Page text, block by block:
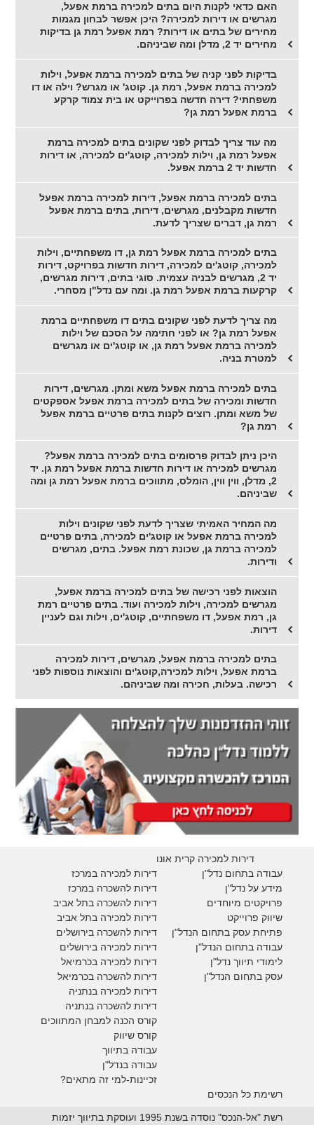
האם כדאי לקנות היום בתים למכירה ברמת אפעל,
מגרשים או דירות למכירה? היכן אפשר לבחון מגמות
מחירים של בתים או דירות? רמת אפעל רמת גן בדיקות
מחירים יד 2, מדלן ומה שביניהם.
בדיקות לפני קניה של בתים למכירה ברמת אפעל, וילות
למכירה ברמת אפעל, רמת גן. קוטג' או מגרש? וילה או דו
משפחתי? דירה חדשה בפרוייקט או בית צמוד קרקע
ברמת אפעל רמת גן?
מה עוד צריך לבדוק לפני שקונים בתים למכירה ברמת
אפעל רמת גן, וילות למכירה, קוטג'ים למכירה, או דירות
חדשות יד 2 ברמת אפעל.
בתים למכירה ברמת אפעל, דירות למכירה ברמת אפעל
חדשות מקבלנים, מגרשים, דירות, בתים ברמת אפעל
רמת גן, דברים שצריך לדעת.
בתים למכירה ברמת אפעל רמת גן, דו משפחתיים, וילות
למכירה, קוטג'ים למכירה, דירות חדשות בפרויקט, דירות
יד 2, מגרשים לבניה עצמית. סוגי בתים, דירות מגרשים,
קרקעות ברמת אפעל רמת גן. ומה עם נדל"ן מסחרי.
מה צריך לדעת לפני שקונים בתים דו משפחתיים ברמת
אפעל רמת גן? או לפני חתימה על הסכם של וילות
למכירה ברמת אפעל רמת גן, או קוטג'ים או מגרשים
למטרת בניה.
בתים למכירה ברמת אפעל משא ומתן. מגרשים, דירות
חדשות ומכירה של בתים למכירה ברמת אפעל אספקטים
של משא ומתן. רוצים לקנות בתים פרטיים ברמת אפעל
רמת גן?
היכן ניתן לבדוק פרסומים בתים למכירה ברמת אפעל?
מגרשים למכירה או דירות חדשות ברמת אפעל רמת גן. יד
2, מדלן, ווין ווין, הומלס, מתווכים ברמת אפעל רמת גן ומה
שביניהם.
מה המחיר האמיתי שצריך לדעת לפני שקונים וילות
למכירה ברמת אפעל או קוטג'ים למכירה, בתים פרטיים
למכירה ברמת גן, שכונת רמת אפעל. בתים, מגרשים
ודירות.
הוצאות לפני רכישה של בתים למכירה ברמת אפעל,
מגרשים למכירה, וילות למכירה ועוד. בתים פרטיים רמת
גן, רמת אפעל, דו משפחתיים, קוטג'ים, וילות וגם לעניין
דירות.
בתים למכירה ברמת אפעל, מגרשים, דירות למכירה
ברמת אפעל, וילות למכירה,קוטג'ים והוצאות נוספות לפני
רכישה. בעלות, חכירה ומה שביניהם.
דירות למכירה קרית אונו
דירות למכירה במרכז
דירות להשכרה במרכז
דירות להשכרה בתל אביב
דירות למכירה בתל אביב
דירות להשכרה בירושלים
דירות למכירה בירושלים
דירות למכירה בכרמיאל
דירות להשכרה בכרמיאל
דירות למכירה בנתניה
דירות להשכרה בנתניה
קורס הכנה למבחן המתווכים
קורס שיווק
עבודה בתיווך
עבודה בנדל"ן
זכיינות-למי זה מתאים?
עבודה בתחום נדל"ן
מידע על נדל"ן
פרויקטים מיוחדים
שיווק פרוייקט
פתיחת עסק בתחום הנדל"ן
עבודה בתחום הנדל"ן
לימודי תיווך נדל"ן
עסק בתחום הנדל"ן
רשימת כל הנכסים
רשת "אל-הנכס" נוסדה בשנת 1995 ועוסקת בתיווך יזמות